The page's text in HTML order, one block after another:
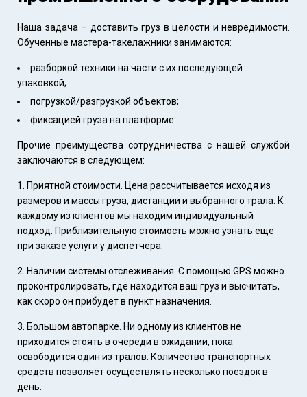
Наша задача – доставить груз в целости и невредимости.
Обученные мастера-такелажники занимаются:
разборкой техники на части с их последующей
упаковкой;
погрузкой/разгрузкой объектов;
фиксацией груза на платформе.
Прочие преимущества сотрудничества с нашей службой
заключаются в следующем:
Приятной стоимости. Цена рассчитывается исходя из
размеров и массы груза, дистанции и выбранного трала. К
каждому из клиентов мы находим индивидуальный
подход. Приблизительную стоимость можно узнать еще
при заказе услуги у диспетчера.
Наличии системы отслеживания. С помощью GPS можно
проконтролировать, где находится ваш груз и высчитать,
как скоро он прибудет в пункт назначения.
Большом автопарке. Ни одному из клиентов не
приходится стоять в очереди в ожидании, пока
освободится один из тралов. Количество транспортных
средств позволяет осуществлять несколько поездок в
день.